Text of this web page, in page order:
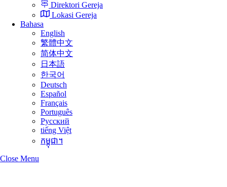
Direktori Gereja
Lokasi Gereja
Bahasa
English
繁體中文
简体中文
日本語
한국어
Deutsch
Español
Français
Português
Русский
tiếng Việt
កម្ពុជា។
Close Menu